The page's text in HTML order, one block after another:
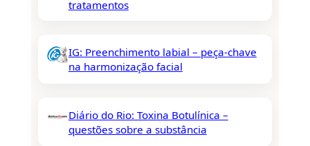
tratamentos
IG: Preenchimento labial – peça-chave
na harmonização facial
Diário do Rio: Toxina Botulínica –
questões sobre a substância